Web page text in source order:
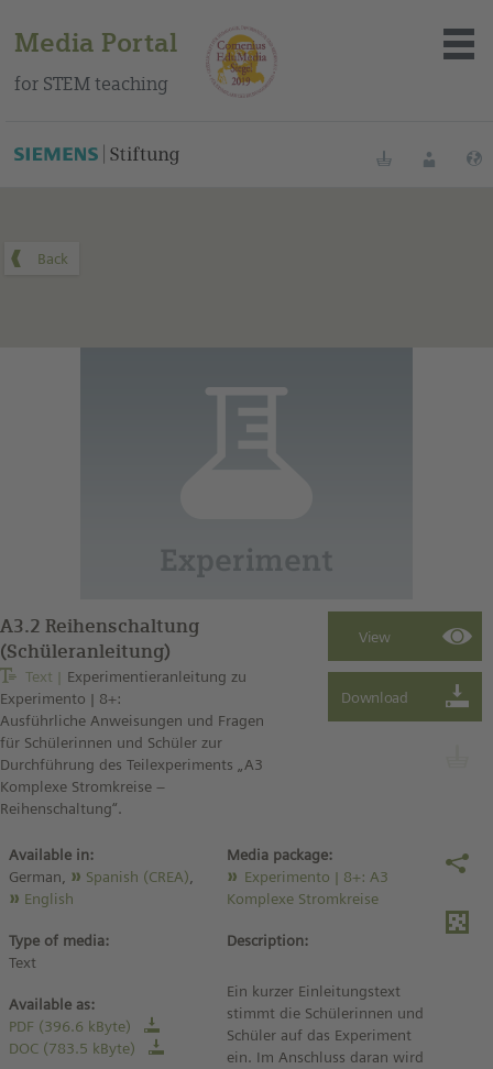
Media Portal
for STEM teaching
About the portal
BookmarksLogin
A3.2 Reihenschaltung
(Schüleranleitung)
Text
Experimentieranleitung zu
Experimento | 8+:
Ausführliche Anweisungen und Fragen
für Schülerinnen und Schüler zur
Durchführung des Teilexperiments „A3
Komplexe Stromkreise –
Reihenschaltung“.
Available in:
German,
Spanish (CREA)
English
Type of media:
Text
Available as:
PDF (396.6 kByte)
DOC (783.5 kByte)
Media package:
Experimento | 8+: A3
Komplexe Stromkreise
Description:
Ein kurzer Einleitungstext
stimmt die Schülerinnen und
Schüler auf das Experiment
ein. Im Anschluss daran wird
You can find this medium on our Spanish education portal